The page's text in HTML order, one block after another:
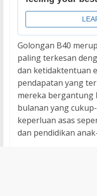
Golongan B40
paling terkesan
dan ketidaktentuan
pendapatan yang
mereka bergantung
bulanan yang
keperluan asas
dan pendidikan